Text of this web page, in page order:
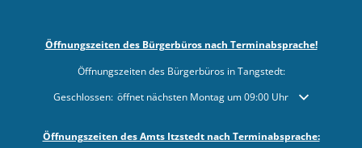
Öffnungszeiten des Bürgerbüros nach Terminabsprache!
Öffnungszeiten des Bürgerbüros in Tangstedt:
Klicken, um weitere Öffnungs- oder Schließzeiten auszublenden
Geschlossen: öffnet nächsten Montag um 09:00 Uhr
Öffnungszeiten des Amts Itzstedt nach Terminabsprache: